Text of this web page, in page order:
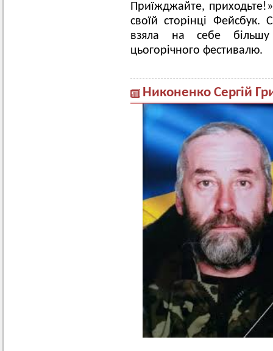
Приїжджайте,
своїй сторінці
взяла на себе більшу
цьогорічного фестивалю.
Никоненко Сергій